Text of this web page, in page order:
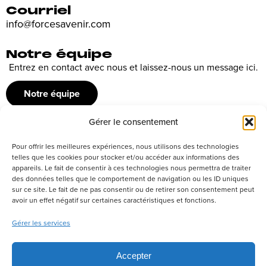
Gérer le consentement
Pour offrir les meilleures expériences, nous utilisons des technologies
telles que les cookies pour stocker et/ou accéder aux informations des
appareils. Le fait de consentir à ces technologies nous permettra de traiter
des données telles que le comportement de navigation ou les ID uniques
sur ce site. Le fait de ne pas consentir ou de retirer son consentement peut
avoir un effet négatif sur certaines caractéristiques et fonctions.
Gérer les services
Accepter
Courriel
info@forcesavenir.com
Notre équipe
Entrez en contact avec nous et laissez-nous un message ici.
Notre équipe
Recrutement
Découvrez nos offres d’emploi ou envoyez votre candidature
spontanée
Postuler